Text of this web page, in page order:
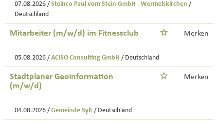
07.08.2026 / Steinco Paul vom Stein GmbH - Wermelskirchen /
Deutschland
Mitarbeiter (m/w/d) im Fitnessclub Merken
05.08.2026 / ACISO Consulting GmbH / Deutschland
Stadtplaner Geoinformation
(m/w/d)
Merken
04.08.2026 / Gemeinde Sylt / Deutschland